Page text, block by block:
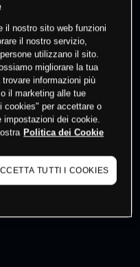
per vedere gli ultimi
latest market data
il nostro sito web funzioni
il nostro servizio,
utilizzano il sito.
migliorare la tua
informazioni più
il marketing alle tue
cookies" per accettare o
dei cookie.
Politica dei Cookie
TUTTI I COOKIES